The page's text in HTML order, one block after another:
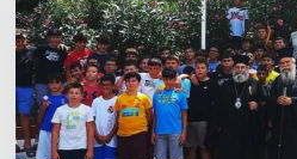
περίοδο
των
αγοριών
ολοκληρώθηκαν